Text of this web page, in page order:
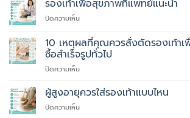
รองเท้าเพื่อสุขภาพที่แพทย์แนะนำ
ปิดความเห็นบน
เพื่อ
สุขภาพ
ที่
แพทย์
10 เหตุผลที่คุณควรสั่งตัดรองเท้า
ซื้อสำเร็จรูปทั่วไป
ปิดความเห็นบน
เหตุผล
คุณ
ผู้สูงอายุควรใส่รองเท้าแบบไหน
ปิดความเห็นบน